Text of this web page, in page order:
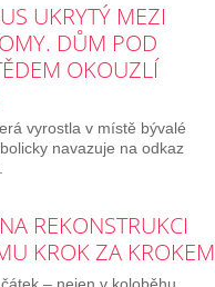
UKRYTÝ MEZI
DŮM POD
OKOUZLÍ
vyrostla v místě bývalé
navazuje na odkaz
REKONSTRUKCI
KROK ZA KROKEM